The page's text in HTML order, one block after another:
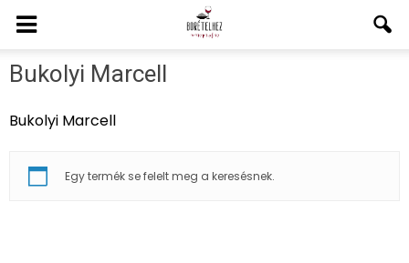
Bukolyi Marcell
Bukolyi Marcell
Egy termék se felelt meg a keresésnek.